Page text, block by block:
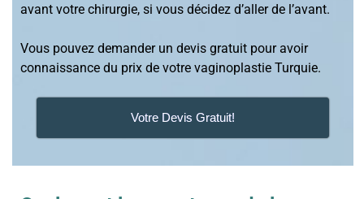
avant votre chirurgie, si vous décidez d’aller de l’avant.
Vous pouvez demander un devis gratuit pour avoir
connaissance du prix de votre vaginoplastie Turquie.
Votre Devis Gratuit!